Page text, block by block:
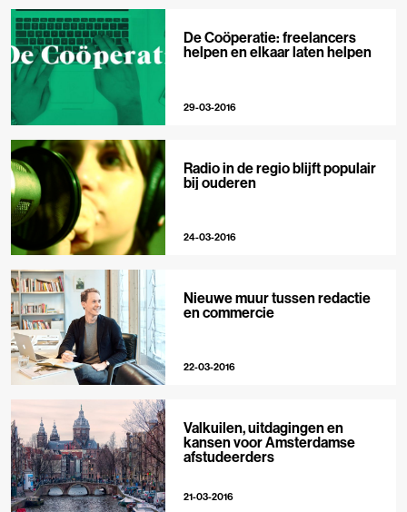
De Coöperatie: freelancers
helpen en elkaar laten helpen
29-03-2016
Radio in de regio blijft populair
bij ouderen
24-03-2016
Nieuwe muur tussen redactie
en commercie
22-03-2016
Valkuilen, uitdagingen en
kansen voor Amsterdamse
afstudeerders
21-03-2016